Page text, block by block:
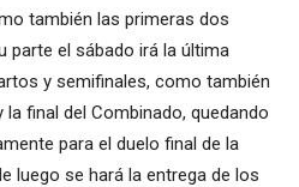
también las primeras dos
parte el sábado irá la última
y semifinales, como también
final del Combinado, quedando
para el duelo final de la
luego se hará la entrega de los